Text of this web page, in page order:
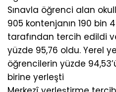
Sınavla öğrenci alan
905 kontenjanın 190 bin
tarafından tercih edildi
yüzde 95,76 oldu. Yerel
öğrencilerin yüzde
birine yerleşti